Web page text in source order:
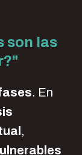
son las
. En
,